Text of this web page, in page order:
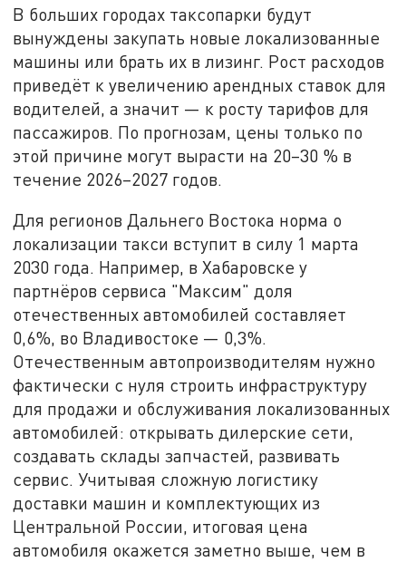
В больших городах таксопарки будут
вынуждены закупать новые локализованные
машины или брать их в лизинг. Рост расходов
приведёт к увеличению арендных ставок для
водителей, а значит — к росту тарифов для
пассажиров. По прогнозам, цены только по
этой причине могут вырасти на 20–30 % в
течение 2026–2027 годов.
Для регионов Дальнего Востока норма о
локализации такси вступит в силу 1 марта
2030 года. Например, в Хабаровске у
партнёров сервиса "Максим" доля
отечественных автомобилей составляет
0,6%, во Владивостоке — 0,3%.
Отечественным автопроизводителям нужно
фактически с нуля строить инфраструктуру
для продажи и обслуживания локализованных
автомобилей: открывать дилерские сети,
создавать склады запчастей, развивать
сервис. Учитывая сложную логистику
доставки машин и комплектующих из
Центральной России, итоговая цена
автомобиля окажется заметно выше, чем в